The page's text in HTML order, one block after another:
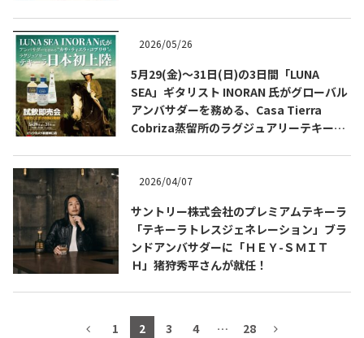
2026/05/26
5月29(金)～31日(日)の3日間「LUNA
SEA」ギタリスト INORAN 氏がグローバル
アンバサダーを務める、Casa Tierra
Cobriza蒸留所のラグジュアリーテキーラ
2026/04/07
サントリー株式会社のプレミアムテキーラ
「テキーラトレスジェネレーション」ブラ
ンドアンバサダーに「ＨＥＹ-ＳＭＩＴ
Ｈ」猪狩秀平さんが就任！
1 2 3 4 … 28